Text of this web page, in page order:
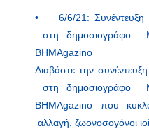
• 6/6/21: Συνέντευξη
στη δημοσιογράφο
ΒΗΜΑgazino
Διαβάστε την
στη δημοσιογράφο
ΒΗΜΑgazino που
αλλαγή, ζωονοσογόνοι